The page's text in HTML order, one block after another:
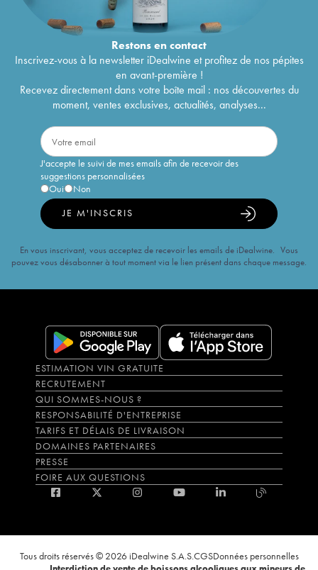
Restons encontact
Inscrivez-vous à la newsletter iDealwine et profitez de nos pépites
en avant-première !
Recevez directement dans votre boîte mail : nos découvertes du
moment, ventes exclusives, actualités, analyses...
J'accepte le suivi de mes emails afin de recevoir des
suggestions personnalisées
Oui
Non
JE M'INSCRIS
En vous inscrivant, vous acceptez de recevoir les emails de iDealwine. Vous
pouvez vous désabonner à tout moment via le lien présent dans chaque message.
ESTIMATION VIN GRATUITE
RECRUTEMENT
QUI SOMMES-NOUS ?
RESPONSABILITÉ D'ENTREPRISE
TARIFS ET DÉLAIS DE LIVRAISON
DOMAINES PARTENAIRES
PRESSE
FOIRE AUX QUESTIONS
Tous droits réservés © 2026 iDealwine S.A.S.CGSDonnées personnelles